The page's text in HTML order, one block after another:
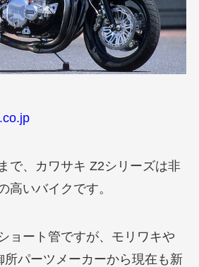
で、カワサキ Z2シリーズは非
高いバイクです。
ョート管ですが、モリワキや
所パーツメーカーから現在も新